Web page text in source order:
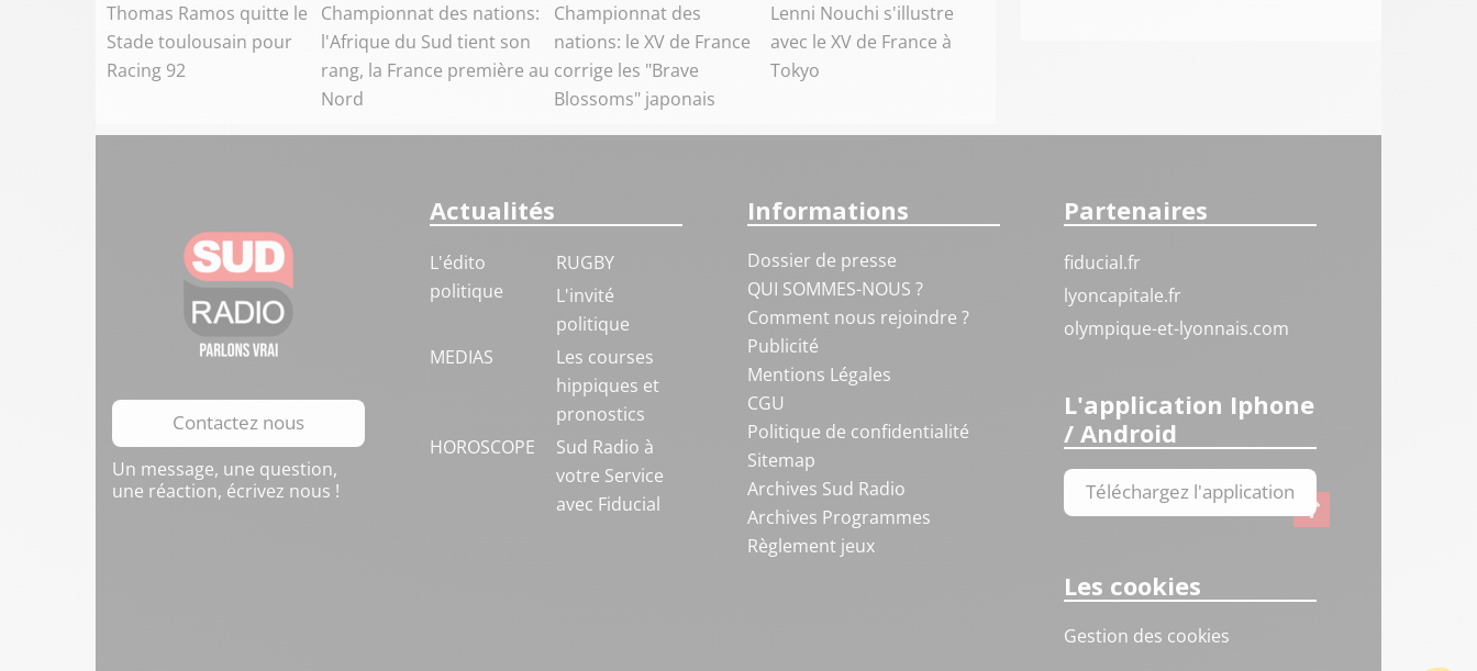
Thomas Ramos quitte le
Stade toulousain pour
Racing 92
Championnat des nations:
l'Afrique du Sud tient son
rang, la France première au
Nord
Championnat des
nations: le XV de France
corrige les "Brave
Blossoms" japonais
Lenni Nouchi s'illustre
avec le XV de France à
Tokyo
Contactez nous
Un message, une question,
une réaction, écrivez nous !
Actualités
L'édito
politique
RUGBY
L'invité
politique
MEDIAS
Les courses
hippiques et
pronostics
HOROSCOPE
Sud Radio à
votre Service
avec Fiducial
Informations
Dossier de presse
QUI SOMMES-NOUS ?
Comment nous rejoindre ?
Publicité
Mentions Légales
CGU
Politique de confidentialité
Sitemap
Archives Sud Radio
Archives Programmes
Règlement jeux
Partenaires
fiducial.fr
lyoncapitale.fr
olympique-et-lyonnais.com
L'application Iphone
/ Android
Téléchargez l'application
Les cookies
Gestion des cookies